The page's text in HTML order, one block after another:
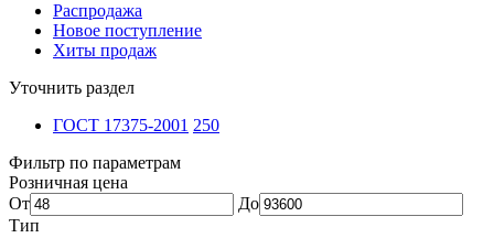
Распродажа
Новое поступление
Хиты продаж
Уточнить раздел
ГОСТ 17375-2001 250
Фильтр по параметрам
Розничная цена
От
До
Тип